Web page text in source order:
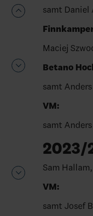
samt Daniel
Maciej
Betano
samt
VM:
samt
2023/
Sam
VM:
samt Josef